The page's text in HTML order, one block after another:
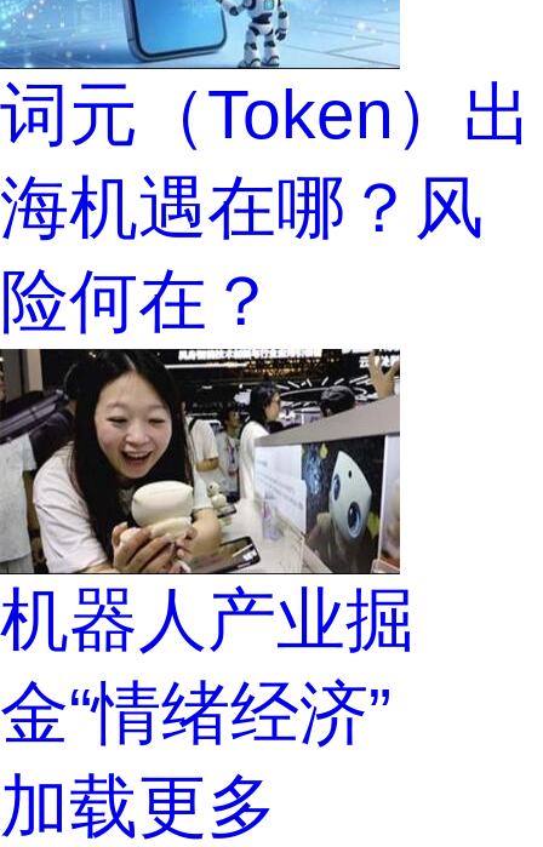
词元（Token）出
海机遇在哪？风
险何在？
机器人产业掘
金“情绪经济”
加载更多